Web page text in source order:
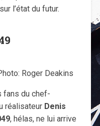
l’état du futur.
Roger Deakins
fans du chef-
réalisateur Denis
, hélas, ne lui arrive